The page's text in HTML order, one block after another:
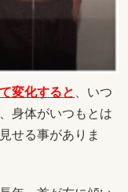
変化すると
、いつ
身体がいつもとは
せる事がありま